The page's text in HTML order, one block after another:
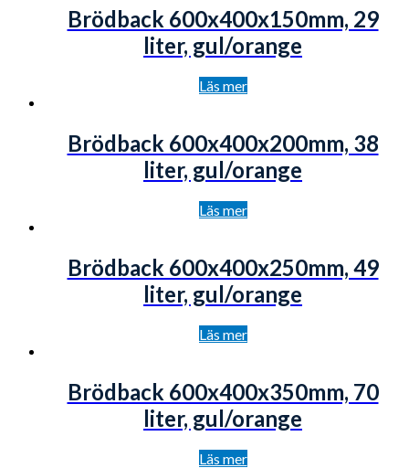
Brödback 600x400x150mm, 29
liter, gul/orange
Läs mer
Brödback 600x400x200mm, 38
liter, gul/orange
Läs mer
Brödback 600x400x250mm, 49
liter, gul/orange
Läs mer
Brödback 600x400x350mm, 70
liter, gul/orange
Läs mer